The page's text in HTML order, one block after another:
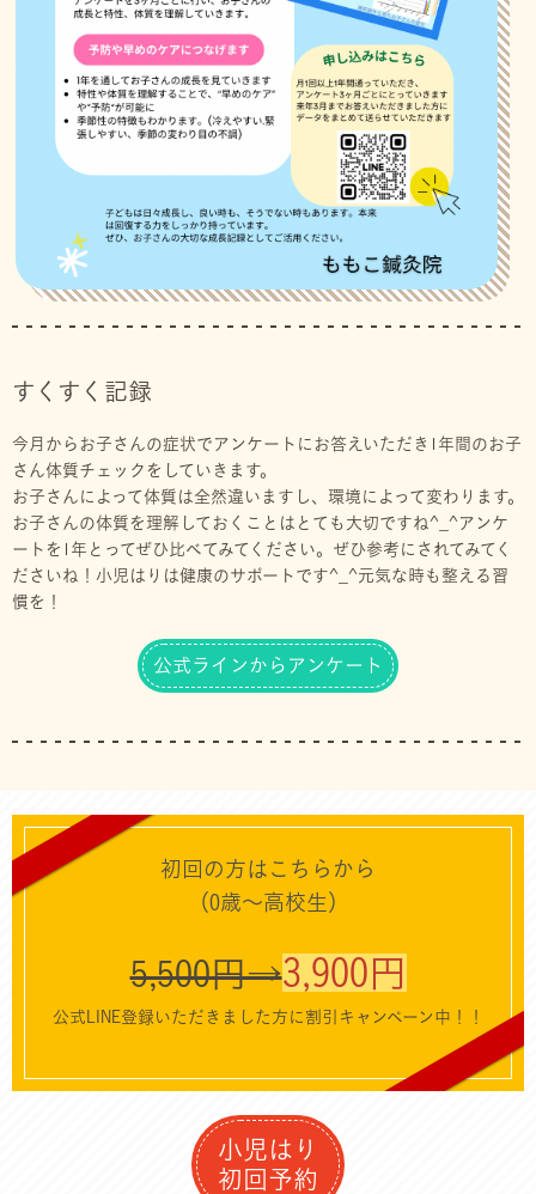
すくすく記録
今月からお子さんの症状でアンケートにお答えいただき1年間のお子
さん体質チェックをしていきます。
お子さんによって体質は全然違いますし、環境によって変わります。
お子さんの体質を理解しておくことはとても大切ですね^_^アンケ
ートを1年とってぜひ比べてみてください。ぜひ参考にされてみてく
ださいね！小児はりは健康のサポートです^_^元気な時も整える習
慣を！
公式ラインからアンケート
初回の方はこちらから
（0歳〜高校生）
5,500円→3,900円
公式LINE登録いただきました方に割引キャンペーン中！！
小児はり
初回予約